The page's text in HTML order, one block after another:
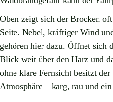
Oben zeigt sich der Brocken
Seite. Nebel, kräftiger Wind
gehören hier dazu. Öffnet sich
Blick weit über den Harz und
ohne klare Fernsicht besitzt
Atmosphäre – karg, rau und